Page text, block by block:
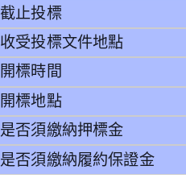
截止投標
收受投標文件地點
開標時間
開標地點
是否須繳納押標金
是否須繳納履約保證金